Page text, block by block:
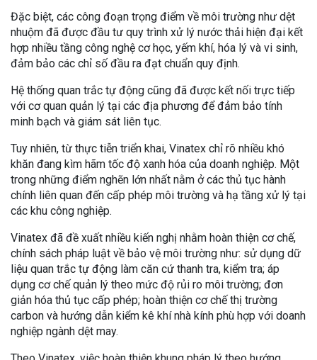
Đặc biệt, các công đoạn trọng điểm về môi trường như dệt
nhuộm đã được đầu tư quy trình xử lý nước thải hiện đại kết
hợp nhiều tầng công nghệ cơ học, yếm khí, hóa lý và vi sinh,
đảm bảo các chỉ số đầu ra đạt chuẩn quy định.
Hệ thống quan trắc tự động cũng đã được kết nối trực tiếp
với cơ quan quản lý tại các địa phương để đảm bảo tính
minh bạch và giám sát liên tục.
Tuy nhiên, từ thực tiễn triển khai, Vinatex chỉ rõ nhiều khó
khăn đang kìm hãm tốc độ xanh hóa của doanh nghiệp. Một
trong những điểm nghẽn lớn nhất nằm ở các thủ tục hành
chính liên quan đến cấp phép môi trường và hạ tầng xử lý tại
các khu công nghiệp.
Vinatex đã đề xuất nhiều kiến nghị nhằm hoàn thiện cơ chế,
chính sách pháp luật về bảo vệ môi trường như: sử dụng dữ
liệu quan trắc tự động làm căn cứ thanh tra, kiểm tra; áp
dụng cơ chế quản lý theo mức độ rủi ro môi trường; đơn
giản hóa thủ tục cấp phép; hoàn thiện cơ chế thị trường
carbon và hướng dẫn kiểm kê khí nhà kính phù hợp với doanh
nghiệp ngành dệt may.